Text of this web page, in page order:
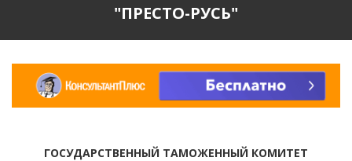
"ПРЕСТО-РУСЬ"
ГОСУДАРСТВЕННЫЙ ТАМОЖЕННЫЙ КОМИТЕТ